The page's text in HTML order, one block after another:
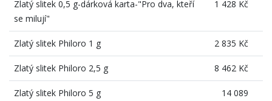
Zlatý slitek 0,5 g-dárková karta-"Pro dva, kteří
se milují"
1 428 Kč
Zlatý slitek Philoro 1 g 2 835 Kč
Zlatý slitek Philoro 2,5 g 8 462 Kč
Zlatý slitek Philoro 5 g
14 089